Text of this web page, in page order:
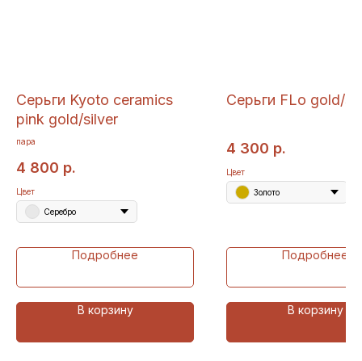
Серьги Kyoto ceramics
pink gold/silver
пара
4 800 р.
Цвет
Серебро
Подробнее
В корзину
Серьги FLo gold/
4 300 р.
Цвет
Золото
Подробнее
В корзину